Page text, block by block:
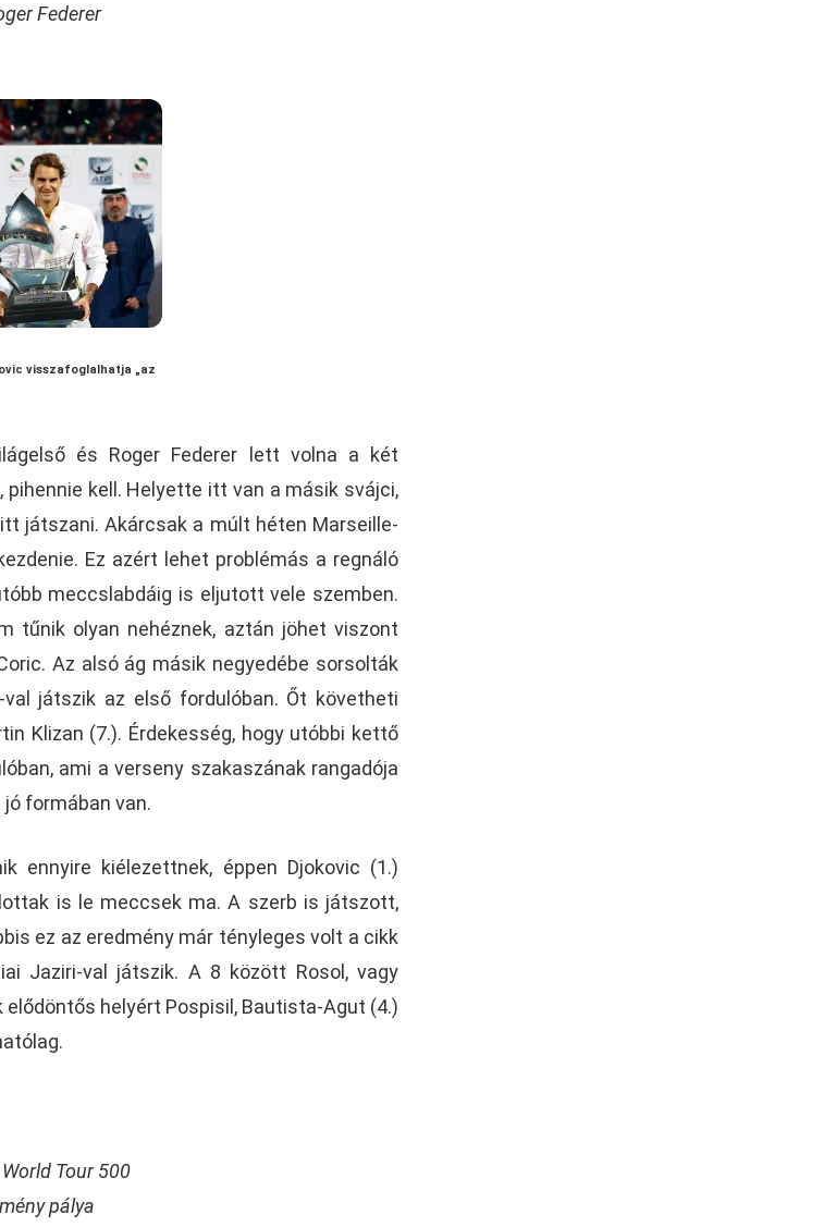
Federer
visszafoglalhatja „az
és Roger Federer lett volna a két
kell. Helyette itt van a másik svájci,
játszani. Akárcsak a múlt héten Marseille-
Ez azért lehet problémás a regnáló
meccslabdáig is eljutott vele szemben.
tűnik olyan nehéznek, aztán jöhet viszont
Az alsó ág másik negyedébe sorsolták
játszik az első fordulóban. Őt követheti
Klizan (7.). Érdekesség, hogy utóbbi kettő
ami a verseny szakaszának rangadója
formában van.
kiélezettnek, éppen Djokovic (1.)
is le meccsek ma. A szerb is játszott,
ez az eredmény már tényleges volt a cikk
Jaziri-val játszik. A 8 között Rosol, vagy
elődöntős helyért Pospisil, Bautista-Agut (4.)
Tour 500
pálya